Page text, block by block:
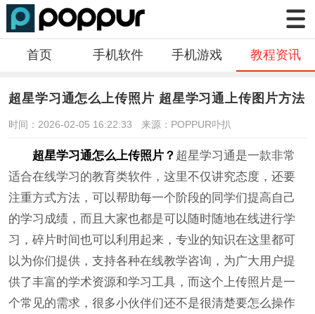
首页 手机软件 手机游戏 教程资讯
超星学习通怎么上传照片 超星学习通上传图片方法
时间：2026-02-05 16:22:33 来源：POPPUR卟扒
超星学习通怎么上传照片？ 超星学习通是一款非常
适合在线学习的教育类软件，这里不仅讲究态度，还要
注重方式方法，可以帮助每一个阶段的同学们提高自己
的学习成绩，而且大家也都是可以随时随地在线进行学
习，碎片时间也可以利用起来，专业的知识在这里都可
以为你们提供，支持各种在线教学咨询，为广大用户提
供了丰富的学术资源和学习工具，而这个上传照片是一
个常见的需求，很多小伙伴们还不是很清楚要怎么操作